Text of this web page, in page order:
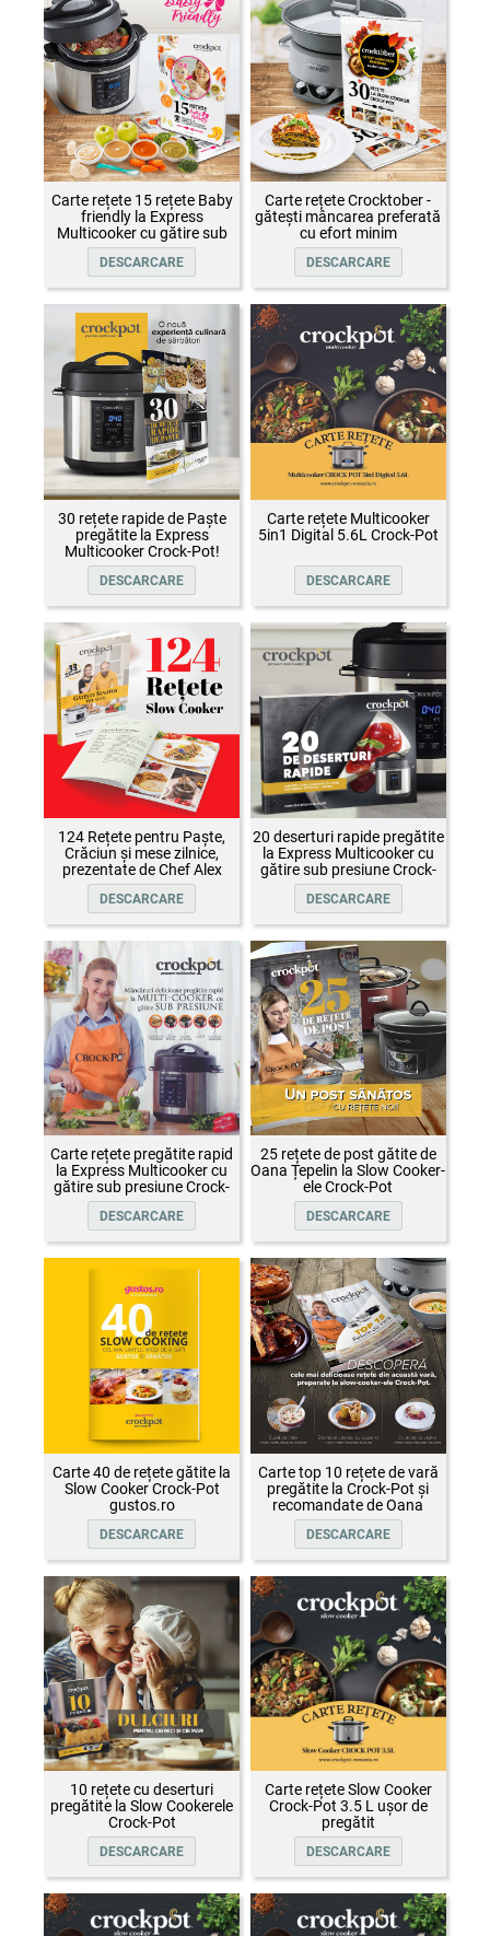
Carte rețete 15 rețete Baby
friendly la Express
Multicooker cu gătire sub
presiune Crock-Pot
DESCARCARE
Carte rețete Crocktober -
gătești mâncarea preferată
cu efort minim
DESCARCARE
30 rețete rapide de Paște
pregătite la Express
Multicooker Crock-Pot!
DESCARCARE
Carte rețete Multicooker
5in1 Digital 5.6L Crock-Pot
DESCARCARE
124 Rețete pentru Paște,
Crăciun și mese zilnice,
prezentate de Chef Alex
Cîrțu și invitații săi
DESCARCARE
20 deserturi rapide pregătite
la Express Multicooker cu
gătire sub presiune Crock-
Pot
DESCARCARE
Carte rețete pregătite rapid
la Express Multicooker cu
gătire sub presiune Crock-
Pot
DESCARCARE
25 rețete de post gătite de
Oana Țepelin la Slow Cooker-
ele Crock-Pot
DESCARCARE
Carte 40 de rețete gătite la
Slow Cooker Crock-Pot
gustos.ro
DESCARCARE
Carte top 10 rețete de vară
pregătite la Crock-Pot și
recomandate de Oana
Țepelin
DESCARCARE
10 rețete cu deserturi
pregătite la Slow Cookerele
Crock-Pot
DESCARCARE
Carte rețete Slow Cooker
Crock-Pot 3.5 L ușor de
pregătit
DESCARCARE